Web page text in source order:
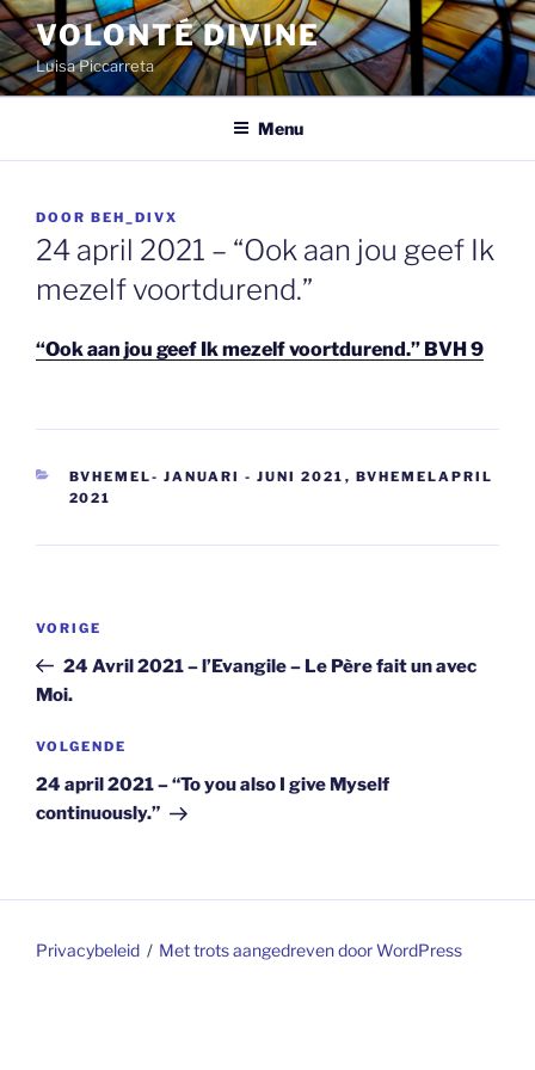
Spring
naar
de
inhoud
VOLONTÉ DIVINE
Luisa Piccarreta
Menu
GEPLAATST
OP
DOOR BEH_DIVX
24 april 2021 – “Ook aan jou geef Ik
mezelf voortdurend.”
“Ook aan jou geef Ik mezelf voortdurend.” BVH 9
CATEGORIEËN
BVHEMEL- JANUARI - JUNI 2021 , BVHEMELAPRIL
2021
Vorig
bericht
VORIGE
24 Avril 2021 – l’Evangile – Le Père fait un avec
Moi.
Volgend
bericht
VOLGENDE
24 april 2021 – “To you also I give Myself
continuously.”
Privacybeleid Met trots aangedreven door WordPress